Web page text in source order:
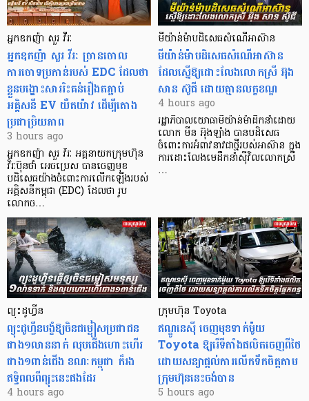
អ្នកឧកញ៉ា សួរ វីរៈ
អ្នកឧកញ៉ា សួរ វីរៈ​ ច្រានចោល
ការចោទប្រកាន់របស់ EDC ដែលថា
ខ្លួនបង្ហោះសាររិះគន់រឿងតភ្ជាប់
អគ្គិសនី EV យឺតយ៉ាវ ដើម្បីតោង
ប្រជាប្រិយភាព
3 hours ago
អ្នកឧកញ៉ា សួរ វីរៈ អគ្គនាយកក្រុមហ៊ុន
វិរៈប៊ុនថាំ អេចប្រេស បានចេញមុខ
បដិសេធយ៉ាងចំពោះការលើកឡើងរបស់
អគ្គិសនីកម្ពុជា (EDC) ដែលថា រូប
លោកច…
មីយ៉ាន់ម៉ាបដិសេធសំណើអាស៊ាន
មីយ៉ាន់ម៉ាបដិសេធសំណើអាស៊ាន
ដែលស្នើឱ្យដោះលែងលោកស្រី អ៊ុង
សាន ស៊ូជី ដោយគ្មានលក្ខខណ្ឌ
4 hours ago
រដ្ឋាភិបាលយោធាមីយ៉ាន់ម៉ាដឹកនាំដោយ
លោក មីន អ៊ុងឡាំង បានបដិសេធ
ចំពោះការអំពាវនាវជាថ្មីរបស់អាស៊ាន ក្នុង
ការដោះលែងមេដឹកនាំស៊ីវិលលោកស្រី
…
ព្យុះដូហ្វីន
ព្យុះដូហ្វីនបង្ខំឱ្យចិនជម្លៀសប្រជាជន
ជាង១លាននាក់ លុបជើងហោះហើរ
ជាង១ពាន់ជើង ខណៈកម្ពុជា ក៏រង
ឥទ្ធិពលពីព្យុះនេះផងដែរ
4 hours ago
ក្រុមហ៊ុន Toyota
ឥណ្ឌូនេស៊ី ចេញមុខទាក់ម៉ូយ
Toyota ឱ្យរើទីតាំងផលិតចេញពីថៃ
ដោយសន្យាផ្តល់ការលើកទឹកចិត្តតាម
ក្រុមហ៊ុននេះចង់បាន
5 hours ago